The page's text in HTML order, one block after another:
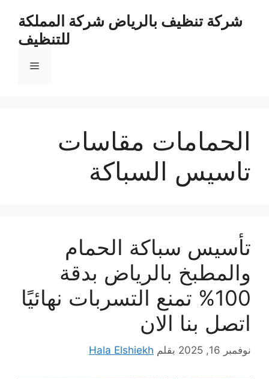
شركة تنظيف بالرياض شركة المملكة
للتنظيف
القائمة
الحمامات مقاسات
تاسيس السباكة
تأسيس سباكة الحمام
والمطبخ بالرياض بدقة
100% تمنع التسربات نهائيًا
اتصل بنا الان
نوفمبر 16, 2025 بقلم Hala Elshiekh